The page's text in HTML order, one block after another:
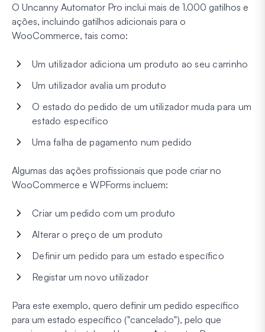
O Uncanny Automator Pro inclui mais de 1.000 gatilhos e
ações, incluindo gatilhos adicionais para o
WooCommerce, tais como:
Um utilizador adiciona um produto ao seu carrinho
Um utilizador avalia um produto
O estado do pedido de um utilizador muda para um
estado específico
Uma falha de pagamento num pedido
Algumas das ações profissionais que pode criar no
WooCommerce e WPForms incluem:
Criar um pedido com um produto
Alterar o preço de um produto
Definir um pedido para um estado específico
Registar um novo utilizador
Para este exemplo, quero definir um pedido específico
para um estado específico ("cancelado"), pelo que